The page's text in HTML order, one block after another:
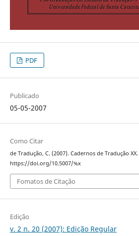
PDF
Publicado
05-05-2007
Como Citar
de Tradução, C. (2007). Cadernos de Tradução XX.
https://doi.org/10.5007/%x
Fomatos de Citação
Edição
v. 2 n. 20 (2007): Edição Regular